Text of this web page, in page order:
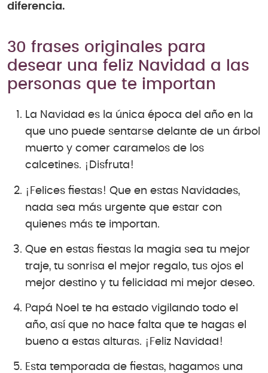
diferencia.
30 frases originales para
desear una feliz Navidad a las
personas que te importan
La Navidad es la única época del año en la
que uno puede sentarse delante de un árbol
muerto y comer caramelos de los
calcetines. ¡Disfruta!
¡Felices fiestas! Que en estas Navidades,
nada sea más urgente que estar con
quienes más te importan.
Que en estas fiestas la magia sea tu mejor
traje, tu sonrisa el mejor regalo, tus ojos el
mejor destino y tu felicidad mi mejor deseo.
Papá Noel te ha estado vigilando todo el
año, así que no hace falta que te hagas el
bueno a estas alturas. ¡Feliz Navidad!
Esta temporada de fiestas, hagamos una